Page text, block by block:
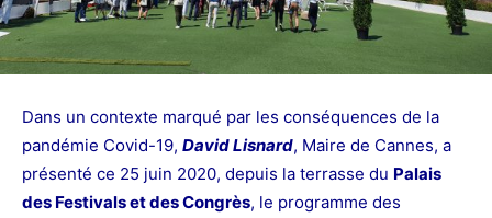
Dans un contexte marqué par les conséquences de la
pandémie Covid-19, David Lisnard, Maire de Cannes, a
présenté ce 25 juin 2020, depuis la terrasse du Palais
des Festivals et des Congrès, le programme des